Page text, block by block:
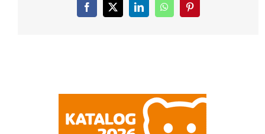
Facebook
X LinkedInWhatsAppPinterest